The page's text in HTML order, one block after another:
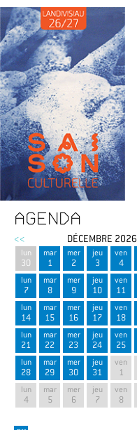
AGENDA
<< DÉCEMBRE 2026
lun
30
mar
1
mer
2
jeu
3
ven
4
lun
7
mar
8
mer
9
jeu
10
ven
11
lun
14
mar
15
mer
16
jeu
17
ven
18
lun
21
mar
22
mer
23
jeu
24
ven
25
lun
28
mar
29
mer
30
jeu
31
ven
1
lun
4
mar
5
mer
6
jeu
7
ven
8